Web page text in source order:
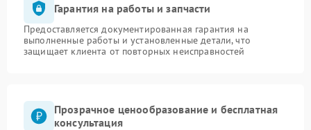
Гарантия на работы и запчасти
Предоставляется документированная гарантия на
выполненные работы и установленные детали, что
защищает клиента от повторных неисправностей
Прозрачное ценообразование и бесплатная
консультация